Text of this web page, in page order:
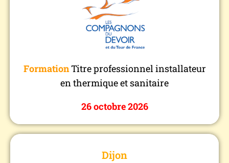
FormationTitre professionnel installateur
en thermique et sanitaire
26 octobre 2026
𝐃𝐚𝐭𝐞𝐬 session :
26/10/2026 au 02/07/2027
𝐋𝐢𝐞𝐮
:
98 Rue du Bois de Menuse 71100 - Chalon-sur-Saône
compagnonsdijon@compagnons-du-devoir.com
Dijon
𝐃𝐚𝐭𝐞𝐬 session :